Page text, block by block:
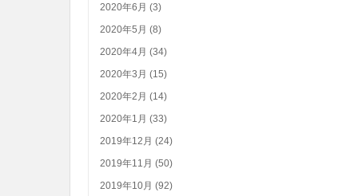
2020年6月 (3)
2020年5月 (8)
2020年4月 (34)
2020年3月 (15)
2020年2月 (14)
2020年1月 (33)
2019年12月 (24)
2019年11月 (50)
2019年10月 (92)